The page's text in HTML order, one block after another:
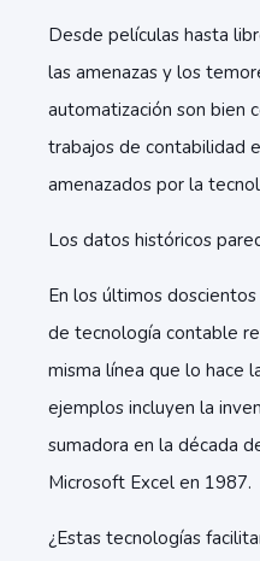
Desde películas hasta
las amenazas y los
automatización son bien
trabajos de contabilidad
amenazados por la
Los datos históricos
En los últimos
de tecnología contable
misma línea que lo hace
ejemplos incluyen la
sumadora en la década
Microsoft Excel en 1987.
¿Estas tecnologías